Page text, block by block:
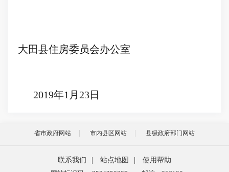
大田县住房委员会办公室
2019年1 月 23日
省市政府网站 市内县区网站 县级政府部门网站
联系我们 站点地图
使用帮助